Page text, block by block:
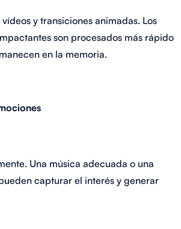
y transiciones animadas. Los
son procesados más rápido
en la memoria.
Una música adecuada o una
capturar el interés y generar